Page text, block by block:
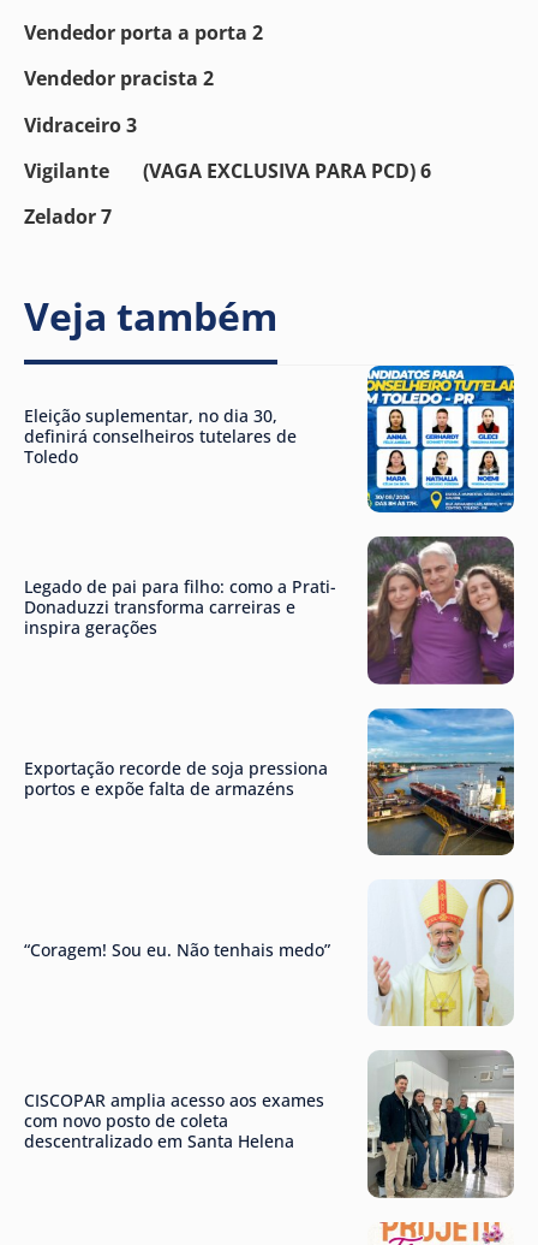
Vendedor porta a porta 2
Vendedor pracista 2
Vidraceiro 3
Vigilante (VAGA EXCLUSIVA PARA PCD) 6
Zelador 7
Veja também
Eleição suplementar, no dia 30,
definirá conselheiros tutelares de
Toledo
Legado de pai para filho: como a Prati-
Donaduzzi transforma carreiras e
inspira gerações
Exportação recorde de soja pressiona
portos e expõe falta de armazéns
“Coragem! Sou eu. Não tenhais medo”
CISCOPAR amplia acesso aos exames
com novo posto de coleta
descentralizado em Santa Helena